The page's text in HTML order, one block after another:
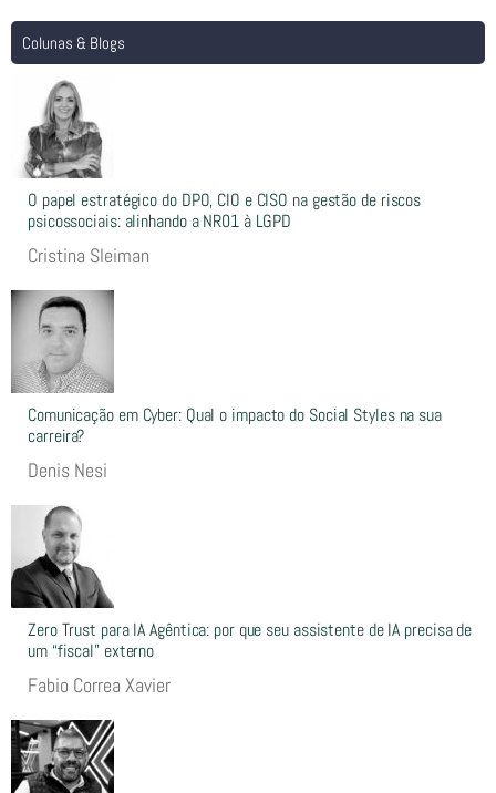
Colunas & Blogs
O papel estratégico do DPO, CIO e CISO na gestão de riscos
psicossociais: alinhando a NR01 à LGPD
Cristina Sleiman
Comunicação em Cyber: Qual o impacto do Social Styles na sua
carreira?
Denis Nesi
Zero Trust para IA Agêntica: por que seu assistente de IA precisa de
um “fiscal” externo
Fabio Correa Xavier